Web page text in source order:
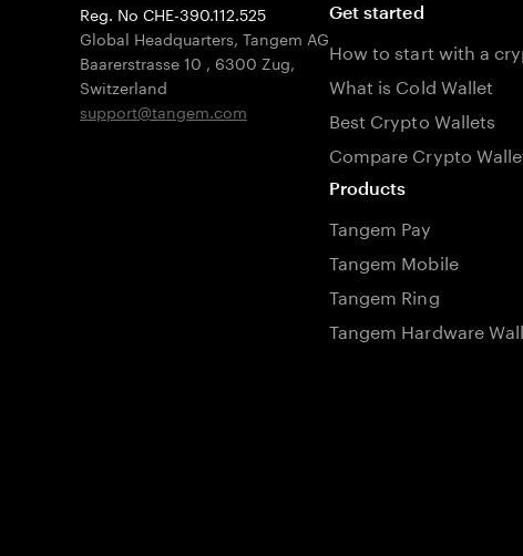
Reg. No CHE-390.112.525
Global Headquarters, Tangem AG
Baarerstrasse 10 , 6300 Zug,
Switzerland
support@tangem.com
Get started
How to start with a
What is Cold Wallet
Best Crypto Wallets
Compare Crypto
Products
Tangem Pay
Tangem Mobile
Tangem Ring
Tangem Hardware